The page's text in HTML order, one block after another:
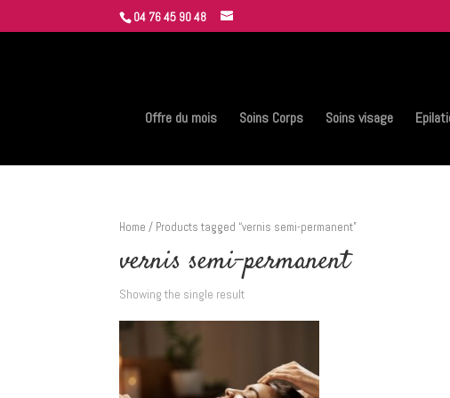
04 76 45 90 48
Offre du mois Soins Corps Soins visage
Home / Products tagged “vernis semi-permanent”
vernis semi-permanent
Showing the single result